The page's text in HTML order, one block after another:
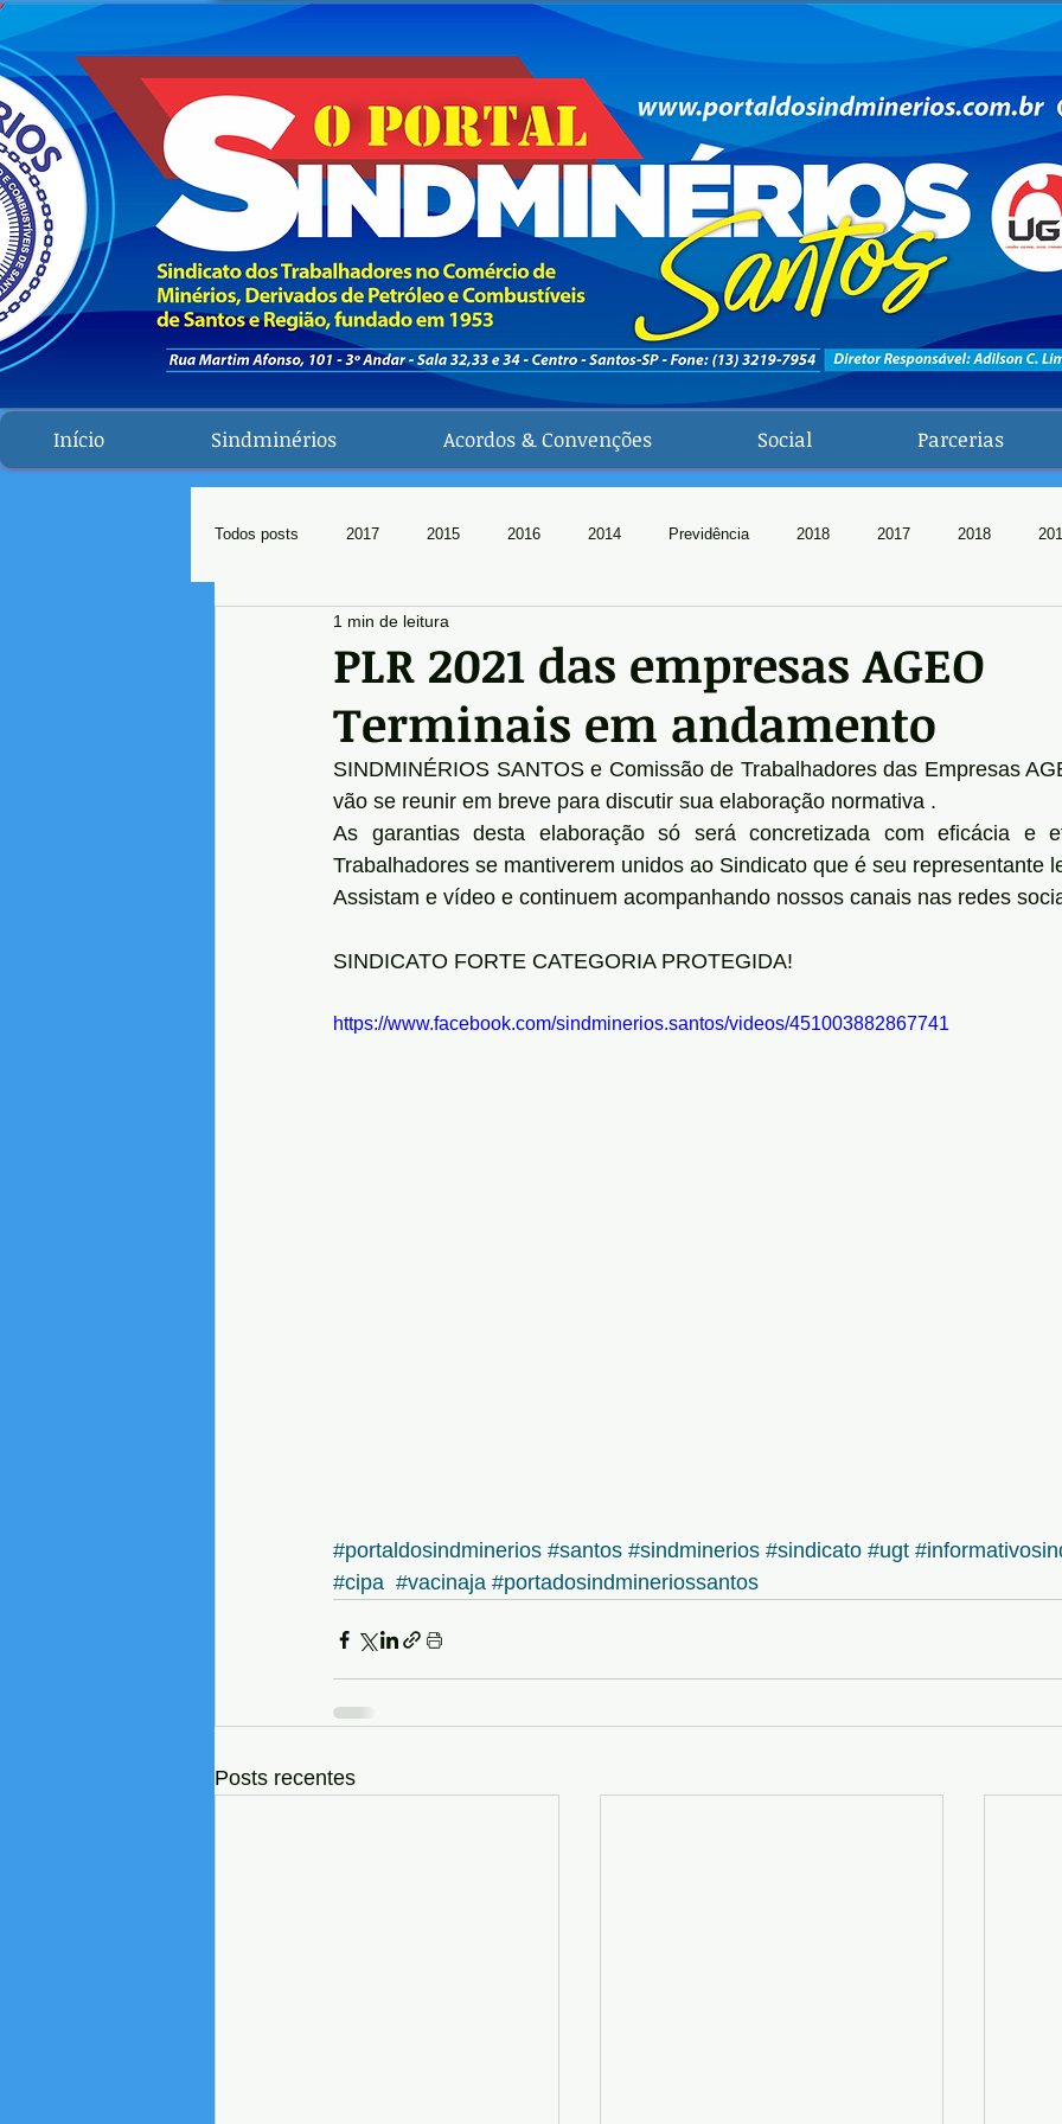
Todos posts 2017 2015 2016 2014 Previdência 2018 2017 2018
Mundo Sindical
PLR 2021 das empresas AGEO
Terminais em andamento
1 min de leitura
SINDMINÉRIOS SANTOS e Comissão de Trabalhadores das Empresas
vão se reunir em breve para discutir sua elaboração normativa .
As garantias desta elaboração só será concretizada com eficácia e
Trabalhadores se mantiverem unidos ao Sindicato que é seu representante
Assistam e vídeo e continuem acompanhando nossos canais nas redes
SINDICATO FORTE CATEGORIA PROTEGIDA!
https://www.facebook.com/sindminerios.santos/videos/451003882867741
#portaldosindminerios #santos #sindminerios #sindicato #ugt
#cipa #vacinaja #portadosindmineriossantos
Posts recentes
Início Sindminérios Acordos & Convenções Social Parcerias